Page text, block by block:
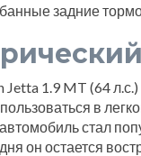
задние
Jetta 1.9 MT (64
в
автомобиль стал
он остается